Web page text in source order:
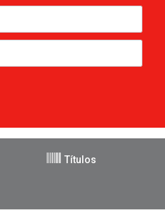
Títulos